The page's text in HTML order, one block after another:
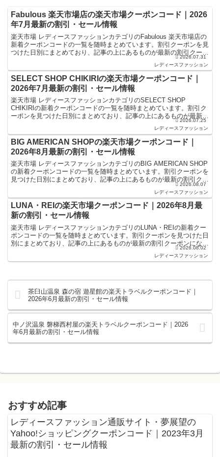
Fabulous 楽天市場店の楽天市場クーポンコード｜2026
年7月最新の割引・セール情報
楽天市場 レディースファッションカテゴリのFabulous 楽天市場店の
新着クーポンコードの一覧を随時まとめています。割引クーポンを見
つけた日別にまとめており、記事の上にあるものが最新の割引クーポ
2026.07.31
レディースファッション
SELECT SHOP CHIKIRIの楽天市場クーポンコード｜
2026年7月最新の割引・セール情報
楽天市場 レディースファッションカテゴリのSELECT SHOP
CHIKIRIの新着クーポンコードの一覧を随時まとめています。割引ク
ーポンを見つけた日別にまとめており、記事の上にあるものが最新の
2026.07.25
レディースファッション
BIG AMERICAN SHOPの楽天市場クーポンコード｜
2026年8月最新の割引・セール情報
楽天市場 レディースファッションカテゴリのBIG AMERICAN SHOP
の新着クーポンコードの一覧を随時まとめています。割引クーポンを
見つけた日別にまとめており、記事の上にあるものが最新の割引クー
2026.08.07
レディースファッション
LUNA・REIの楽天市場クーポンコード｜2026年8月最
新の割引・セール情報
楽天市場 レディースファッションカテゴリのLUNA・REIの新着クー
ポンコードの一覧を随時まとめています。割引クーポンを見つけた日
別にまとめており、記事の上にあるものが最新の割引クーポンになり
2026.08.02
レディースファッション
茶臼山温泉 森の宿 遊星館の楽天トラベルクーポンコード｜
2026年6月最新の割引・セール情報
中ノ沢温泉 磐梯西村屋の楽天トラベルクーポンコード｜2026
年6月最新の割引・セール情報
おすすめ記事
レディースファッション通販サイト・夢展望の
Yahoo!ショッピングクーポンコード｜2023年3月
最新の割引・セール情報